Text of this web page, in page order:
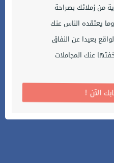
من زملائك بصراحة
يعتقده الناس عنك
بعيدا عن النفاق
عنك المجاملات
الآن